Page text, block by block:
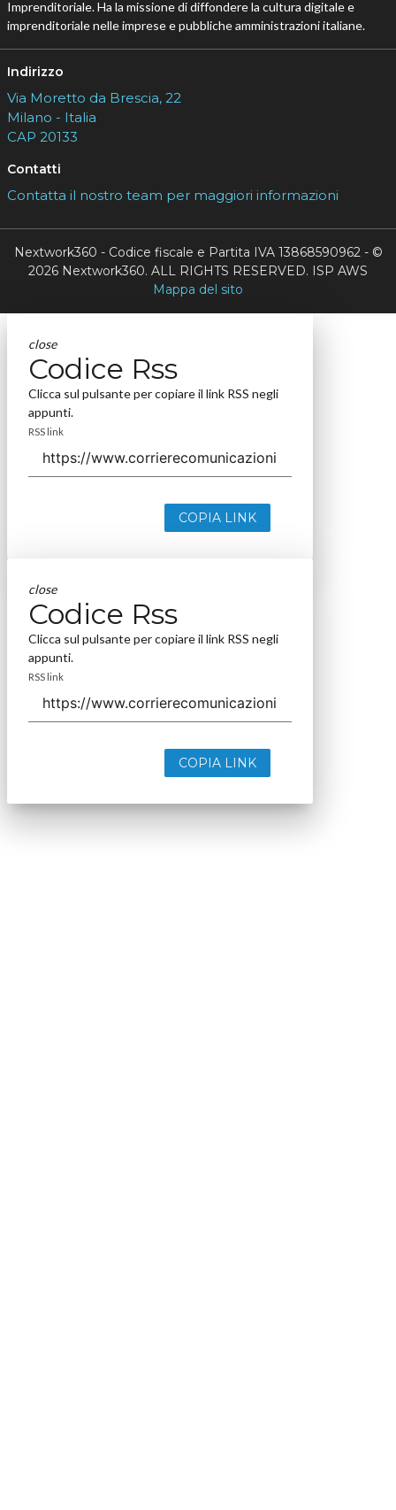
Imprenditoriale. Ha la missione di diffondere la cultura digitale e
imprenditoriale nelle imprese e pubbliche amministrazioni italiane.
Indirizzo
Via Moretto da Brescia, 22
Milano - Italia
CAP 20133
Contatti
Contatta il nostro team per maggiori informazioni
Nextwork360 - Codice fiscale e Partita IVA 13868590962 - ©
2026 Nextwork360. ALL RIGHTS RESERVED. ISP AWS
Mappa del sito
close
Codice Rss
Clicca sul pulsante per copiare il link RSS negli
appunti.
RSS link
COPIA LINK
close
Codice Rss
Clicca sul pulsante per copiare il link RSS negli
appunti.
RSS link
COPIA LINK